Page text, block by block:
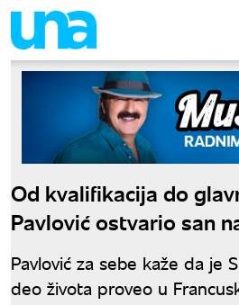
Od kvalifikacija do
Pavlović ostvario san
Pavlović za sebe kaže da je
deo života proveo u